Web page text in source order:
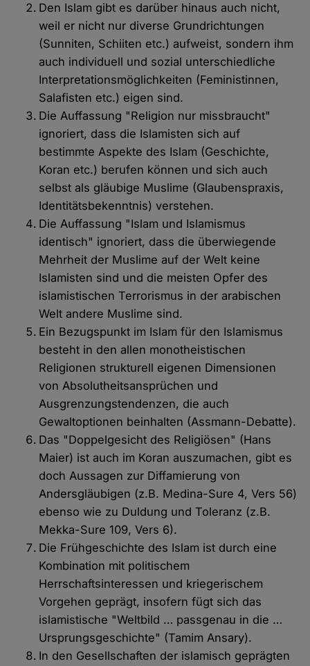
Den Islam gibt es darüber hinaus auch nicht,
weil er nicht nur diverse Grundrichtungen
(Sunniten, Schiiten etc.) aufweist, sondern ihm
auch individuell und sozial unterschiedliche
Interpretationsmöglichkeiten (Feministinnen,
Salafisten etc.) eigen sind.
Die Auffassung "Religion nur missbraucht"
ignoriert, dass die Islamisten sich auf
bestimmte Aspekte des Islam (Geschichte,
Koran etc.) berufen können und sich auch
selbst als gläubige Muslime (Glaubenspraxis,
Identitätsbekenntnis) verstehen.
Die Auffassung "Islam und Islamismus
identisch" ignoriert, dass die überwiegende
Mehrheit der Muslime auf der Welt keine
Islamisten sind und die meisten Opfer des
islamistischen Terrorismus in der arabischen
Welt andere Muslime sind.
Ein Bezugspunkt im Islam für den Islamismus
besteht in den allen monotheistischen
Religionen strukturell eigenen Dimensionen
von Absolutheitsansprüchen und
Ausgrenzungstendenzen, die auch
Gewaltoptionen beinhalten (Assmann-Debatte).
Das "Doppelgesicht des Religiösen" (Hans
Maier) ist auch im Koran auszumachen, gibt es
doch Aussagen zur Diffamierung von
Andersgläubigen (z.B. Medina-Sure 4, Vers 56)
ebenso wie zu Duldung und Toleranz (z.B.
Mekka-Sure 109, Vers 6).
Die Frühgeschichte des Islam ist durch eine
Kombination mit politischem
Herrschaftsinteressen und kriegerischem
Vorgehen geprägt, insofern fügt sich das
islamistische "Weltbild … passgenau in die …
Ursprungsgeschichte" (Tamim Ansary).
In den Gesellschaften der islamisch geprägten